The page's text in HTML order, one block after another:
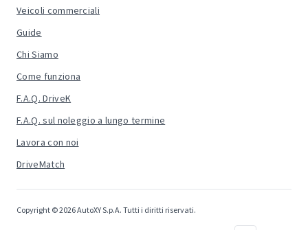
Veicoli commerciali
Guide
Chi Siamo
Come funziona
F.A.Q. DriveK
F.A.Q. sul noleggio a lungo termine
Lavora con noi
DriveMatch
Copyright © 2026 AutoXY S.p.A. Tutti i diritti riservati.